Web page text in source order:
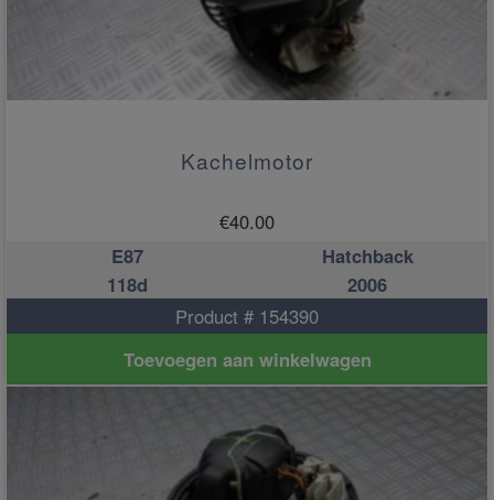
Kachelmotor
€40.00
E87
Hatchback
118d
2006
Product # 154390
Toevoegen aan winkelwagen